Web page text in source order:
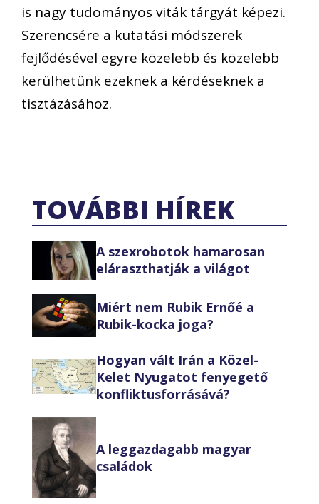
is nagy tudományos viták tárgyát képezi.
Szerencsére a kutatási módszerek
fejlődésével egyre közelebb és közelebb
kerülhetünk ezeknek a kérdéseknek a
tisztázásához.
TOVÁBBI HÍREK
A szexrobotok hamarosan
eláraszthatják a világot
Miért nem Rubik Ernőé a
Rubik-kocka joga?
Hogyan vált Irán a Közel-
Kelet Nyugatot fenyegető
konfliktusforrásává?
A leggazdagabb magyar
családok